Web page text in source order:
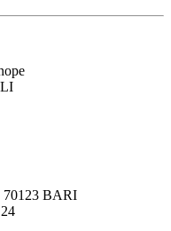
70123 BARI